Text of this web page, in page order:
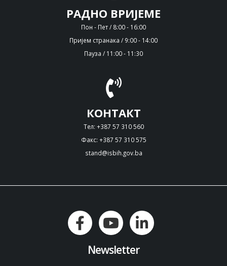
РАДНО ВРИЈЕМЕ
Пон - Пет / 8:00 - 16:00
Пријем странака / 9:00 - 14:00
Пауза / 11:00 - 11:30
КОНТАКТ
Тел: +387 57 310 560
Факс: +387 57 310 575
stand@isbih.gov.ba
Newsletter